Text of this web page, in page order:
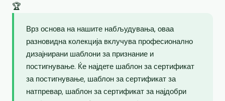
🏆
Врз основа на нашите набљудувања, оваа
разновидна колекција вклучува професионално
дизајнирани шаблони за признание и
постигнување. Ќе најдете шаблон за сертификат
за постигнување, шаблон за сертификат за
натпревар, шаблон за сертификат за најдобри